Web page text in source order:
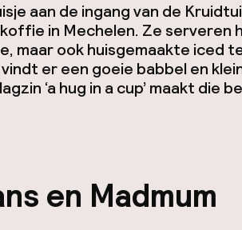
aan de ingang van de
in Mechelen. Ze serveren
, maar ook huisgemaakte iced
er een goeie babbel en
‘a hug in a cup’ maakt die
en Madmum